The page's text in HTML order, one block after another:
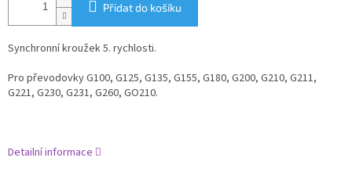
Přidat do košíku
Synchronní kroužek 5. rychlosti.
Pro převodovky G100, G125, G135, G155, G180, G200, G210, G211,
G221, G230, G231, G260, GO210.
Detailní informace